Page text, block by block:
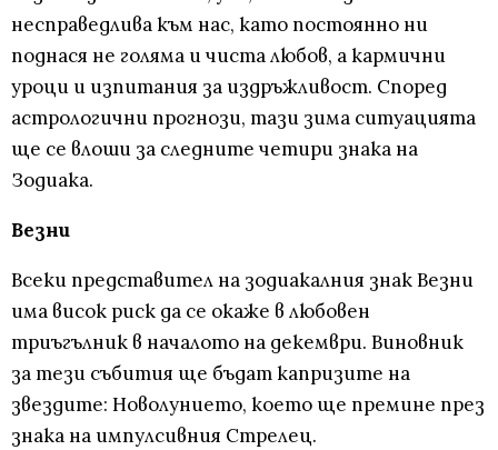
несправедлива към нас, като постоянно ни
поднася не голяма и чиста любов, а кармични
уроци и изпитания за издръжливост. Според
астрологични прогнози, тази зима ситуацията
ще се влоши за следните четири знака на
Зодиака.
Везни
Всеки представител на зодиакалния знак Везни
има висок риск да се окаже в любовен
триъгълник в началото на декември. Виновник
за тези събития ще бъдат капризите на
звездите: Новолунието, което ще премине през
знака на импулсивния Стрелец.